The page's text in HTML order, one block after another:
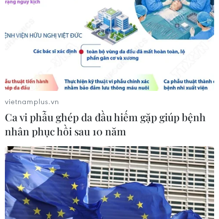
sóng vượt ngục bất thành
Thụy Sĩ khó đạt mục tiêu giảm phát
thải khí nhà kính vào năm 2030
Bão Dolphin càn quét các đảo miền
Nam Nhật Bản, sân bay Okinawa
phải đóng cửa
07/08/2026 09:10
Thái Lan: Ôtô lao vào trung tâm
vietnamplus.vn
Ca vi phẫu ghép da đầu hiếm gặp giúp bệnh
nhân phục hồi sau 10 năm